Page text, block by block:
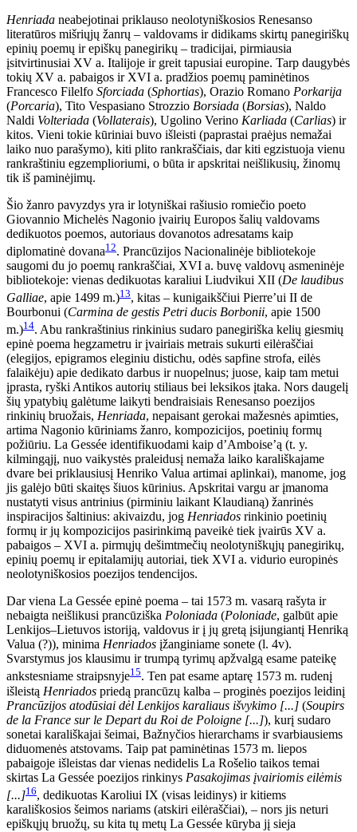
Henriada neabejotinai priklauso neolotyniškosios Renesanso
literatūros mišriųjų žanrų – valdovams ir didikams skirtų panegiriškų
epinių poemų ir epiškų panegirikų – tradicijai, pirmiausia
įsitvirtinusiai XV a. Italijoje ir greit tapusiai europine. Tarp daugybės
tokių XV a. pabaigos ir XVI a. pradžios poemų paminėtinos
Francesco Filelfo Sforciada (Sphortias), Orazio Romano Porkarija
(Porcaria), Tito Vespasiano Strozzio Borsiada (Borsias), Naldo
Naldi Volteriada (Vollaterais), Ugolino Verino Karliada (Carlias) ir
kitos. Vieni tokie kūriniai buvo išleisti (paprastai praėjus nemažai
laiko nuo parašymo), kiti plito rankraščiais, dar kiti egzistuoja vienu
rankraštiniu egzemplioriumi, o būta ir apskritai neišlikusių, žinomų
tik iš paminėjimų.
Šio žanro pavyzdys yra ir lotyniškai rašiusio romiečio poeto
Giovannio Michelės Nagonio įvairių Europos šalių valdovams
dedikuotos poemos, autoriaus dovanotos adresatams kaip
diplomatinė dovana12. Prancūzijos Nacionalinėje bibliotekoje
saugomi du jo poemų rankraščiai, XVI a. buvę valdovų asmeninėje
bibliotekoje: vienas dedikuotas karaliui Liudvikui XII (De laudibus
Galliae, apie 1499 m.)13, kitas – kunigaikščiui Pierre’ui II de
Bourbonui (Carmina de gestis Petri ducis Borbonii, apie 1500
m.)14. Abu rankraštinius rinkinius sudaro panegiriška kelių giesmių
epinė poema hegzametru ir įvairiais metrais sukurti eilėraščiai
(elegijos, epigramos eleginiu distichu, odės sapfine strofa, eilės
falaikėju) apie dedikato darbus ir nuopelnus; juose, kaip tam metui
įprasta, ryški Antikos autorių stiliaus bei leksikos įtaka. Nors daugelį
šių ypatybių galėtume laikyti bendraisiais Renesanso poezijos
rinkinių bruožais, Henriada, nepaisant gerokai mažesnės apimties,
artima Nagonio kūriniams žanro, kompozicijos, poetinių formų
požiūriu. La Gessée identifikuodami kaip d’Amboise’ą (t. y.
kilmingąjį, nuo vaikystės praleidusį nemaža laiko karališkajame
dvare bei priklausiusį Henriko Valua artimai aplinkai), manome, jog
jis galėjo būti skaitęs šiuos kūrinius. Apskritai vargu ar įmanoma
nustatyti visus antrinius (pirminiu laikant Klaudianą) žanrinės
inspiracijos šaltinius: akivaizdu, jog Henriados rinkinio poetinių
formų ir jų kompozicijos pasirinkimą paveikė tiek įvairūs XV a.
pabaigos – XVI a. pirmųjų dešimtmečių neolotyniškųjų panegirikų,
epinių poemų ir epitalamijų autoriai, tiek XVI a. vidurio europinės
neolotyniškosios poezijos tendencijos.
Dar viena La Gessée epinė poema – tai 1573 m. vasarą rašyta ir
nebaigta neišlikusi prancūziška Poloniada (Poloniade, galbūt apie
Lenkijos–Lietuvos istoriją, valdovus ir į jų gretą įsijungiantį Henriką
Valua (?)), minima Henriados įžanginiame sonete (l. 4v).
Svarstymus jos klausimu ir trumpą tyrimų apžvalgą esame pateikę
ankstesniame straipsnyje15. Ten pat esame aptarę 1573 m. rudenį
išleistą Henriados priedą prancūzų kalba – proginės poezijos leidinį
Prancūzijos atodūsiai dėl Lenkijos karaliaus išvykimo [...] (Soupirs
de la France sur le Depart du Roi de Poloigne [...]), kurį sudaro
sonetai karališkajai šeimai, Bažnyčios hierarchams ir svarbiausiems
diduomenės atstovams. Taip pat paminėtinas 1573 m. liepos
pabaigoje išleistas dar vienas nedidelis La Rošelio taikos temai
skirtas La Gessée poezijos rinkinys Pasakojimas įvairiomis eilėmis
[...]16, dedikuotas Karoliui IX (visas leidinys) ir kitiems
karališkosios šeimos nariams (atskiri eilėraščiai), – nors jis neturi
epiškųjų bruožų, su kita tų metų La Gessée kūryba jį sieja